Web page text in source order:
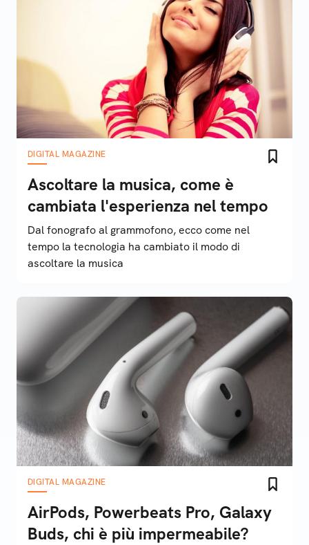
DIGITAL MAGAZINE
Ascoltare la musica, come è
cambiata l'esperienza nel tempo
Dal fonografo al grammofono, ecco come nel
tempo la tecnologia ha cambiato il modo di
ascoltare la musica
DIGITAL MAGAZINE
AirPods, Powerbeats Pro, Galaxy
Buds, chi è più impermeabile?